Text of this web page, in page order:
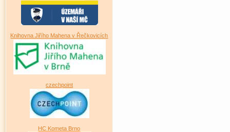
Knihovna Jiřího Mahena v Řečkovicích
czechpoint
HC Kometa Brno